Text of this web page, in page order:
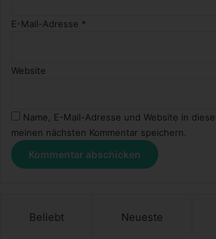
E-Mail-Adresse *
Website
Name, E-Mail-Adresse und Website in
meinen nächsten Kommentar speichern.
Beliebt Neueste